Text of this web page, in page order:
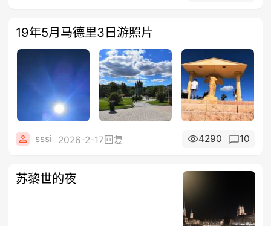
19年5月马德里3日游照片
sssi 2026-2-17回复 4290 10
苏黎世的夜